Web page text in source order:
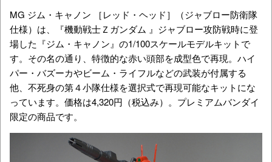
MG ジム・キャノン ［レッド・ヘッド］（ジャブロー防衛隊
仕様）は、『機動戦士Ｚガンダム 』ジャブロー攻防戦時に登
場した『ジム・キャノン』の1/100スケールモデルキットで
す。その名の通り、特徴的な赤い頭部を成型色で再現。ハイ
パー・バズーカやビーム・ライフルなどの武装が付属する
他、不死身の第４小隊仕様を選択式で再現可能なキットにな
っています。価格は4,320円（税込み）。プレミアムバンダイ
限定の商品です。